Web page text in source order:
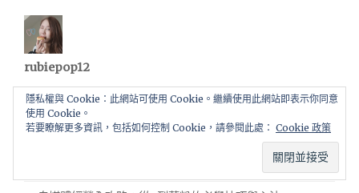
rubiepop12
我的肌膚奢寵煥顏日記！Tixel提可塑 x ExoMuse外泌體，
解鎖人生最亮的素顏光！
《美容》高雄霧眉哪裡好？MissQ私睫妝園實測分享（ 設計風
隱私權與 Cookie：此網站可使用 Cookie。繼續使用此網站即表示你同意
使用 Cookie。
若要瞭解更多資訊，包括如何控制 Cookie，請參閱此處： Cookie 政策